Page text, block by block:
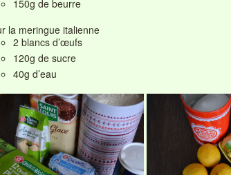
150g de beurre
la meringue italienne
2 blancs d’œufs
120g de sucre
40g d’eau